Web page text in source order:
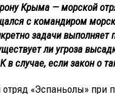
Крыма — морской
с командиром
задачи
ли угроза
случае, если закон о
«Эспаньолы» при